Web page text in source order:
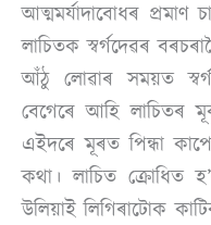
আত্মমর্যাদাবােধৰ প্রমাণ
লাচিতক স্বৰ্গদেৱৰ
আঁঠু লোৱাৰ সময়ত
বেগেৰে আহি লাচিতৰ
এইদৰে মূৰত পিন্ধা
কথা। লাচিত ক্ৰোধিত
উলিয়াই লিগিৰাটোক